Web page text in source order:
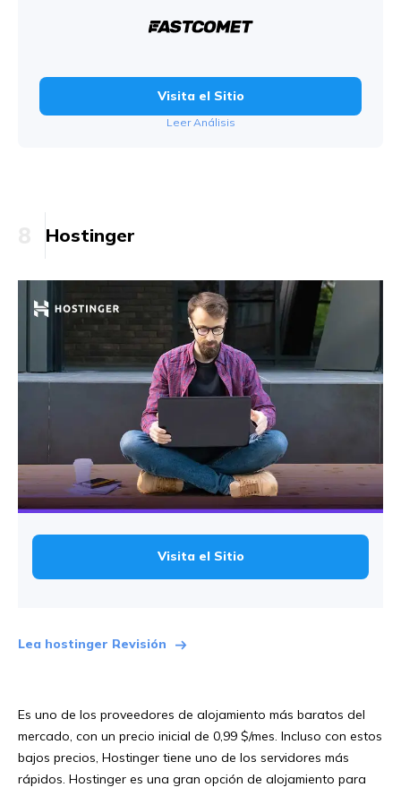
Visita el Sitio
Leer Análisis
Hostinger
Visita el Sitio
Lea hostinger Revisión
Es uno de los proveedores de alojamiento más baratos del
mercado, con un precio inicial de 0,99 $/mes. Incluso con estos
bajos precios, Hostinger tiene uno de los servidores más
rápidos. Hostinger es una gran opción de alojamiento para